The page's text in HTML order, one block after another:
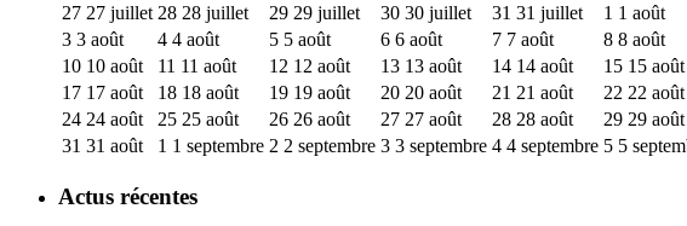
27 27 juillet 28 28 juillet 29 29 juillet 30 30 juillet 31 31 juillet 1 1 août
3 3 août 4 4 août 5 5 août 6 6 août 7 7 août 8 8 août
10 10 août 11 11 août 12 12 août 13 13 août 14 14 août 15 15 août
17 17 août 18 18 août 19 19 août 20 20 août 21 21 août 22 22 août
24 24 août 25 25 août 26 26 août 27 27 août 28 28 août 29 29 août
31 31 août 1 1 septembre 2 2 septembre 3 3 septembre 4 4 septembre 5 5
Actus récentes